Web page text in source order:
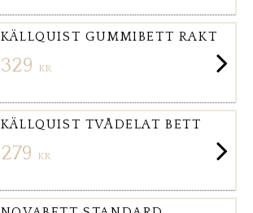
KÄLLQUIST GUMMIBETT RAKT
329 KR
KÄLLQUIST TVÅDELAT BETT
279 KR